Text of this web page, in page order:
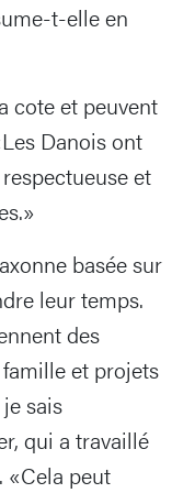
t-elle en
cote et peuvent
Danois ont
et
basée sur
leur temps.
des
et projets
sais
qui a travaillé
«Cela peut